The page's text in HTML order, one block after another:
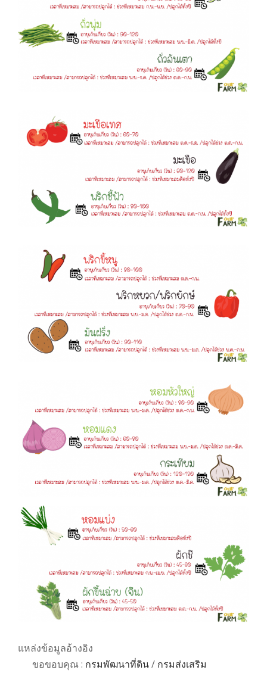
แหล่งข้อมูลอ้างอิง
ขอขอบคุณ : กรมพัฒนาที่ดิน/ กรมส่งเสริม